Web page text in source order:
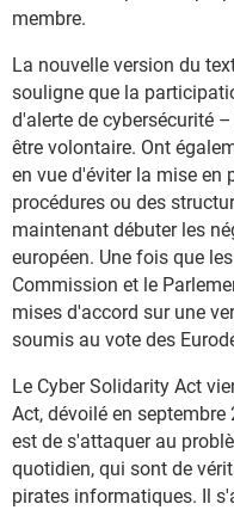
membre.
La nouvelle version du
souligne que la
d'alerte de cybersécurité
être volontaire. Ont
en vue d'éviter la mise en
procédures ou des
maintenant débuter les
européen. Une fois que
Commission et le
mises d'accord sur une
soumis au vote des
Le Cyber Solidarity Act
Act, dévoilé en septembre
est de s'attaquer au
quotidien, qui sont de
pirates informatiques. Il